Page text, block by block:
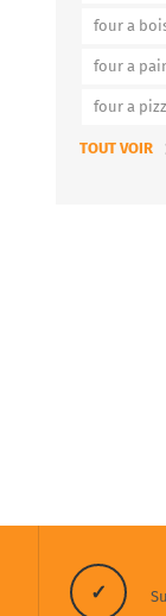
Blanc 80,
Four à
Noir 80, 100,
four a
four a
four a
TOUT VOIR
✓